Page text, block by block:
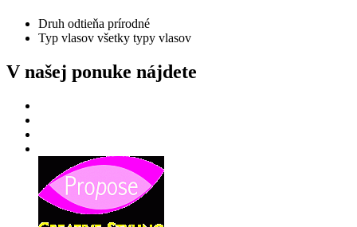
Druh odtieňa prírodné
Typ vlasov všetky typy vlasov
V našej ponuke nájdete